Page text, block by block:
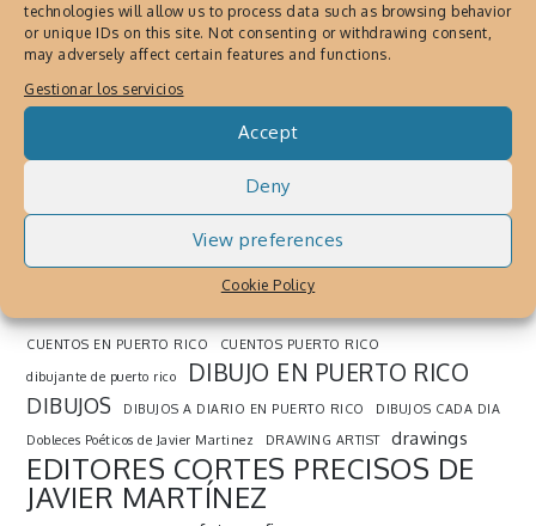
technologies will allow us to process data such as browsing behavior
or unique IDs on this site. Not consenting or withdrawing consent,
may adversely affect certain features and functions.
Gestionar los servicios
Accept
Deny
View preferences
Cookie Policy
Javier Martinez, Un artista caribeño que
comparte sus obras de arte y dibujo todos
los días en Instagram.
ARTISTA DE INSTAGRAM
CAMPO VISUAL LIBROS DE ARTE
CIUDAD DE SAN JUAN COMIC
CUENTOS EN PUERTO RICO
CUENTOS PUERTO RICO
dibujante de puerto rico
DIBUJO EN PUERTO RICO
DIBUJOS DIBUJOS A DIARIO EN PUERTO RICO
DIBUJOS CADA DIA
Dobleces Poéticos de Javier Martinez
DRAWING ARTIST drawings
EDITORES CORTES PRECISOS DE
JAVIER MARTÍNEZ